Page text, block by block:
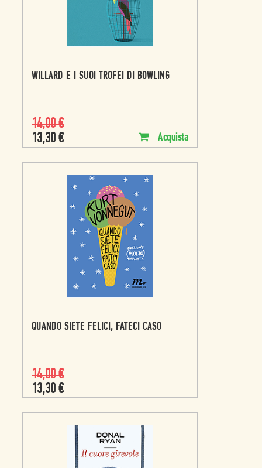
WILLARD E I SUOI TROFEI DI BOWLING
14,00€
13,30 € Acquista
QUANDO SIETE FELICI, FATECI CASO
14,00€
13,30 €